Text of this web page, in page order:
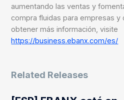
aumentando las ventas y
compra fluidas para empresas y
obtener más información, visite
https://business.ebanx.com/es/
Related Releases